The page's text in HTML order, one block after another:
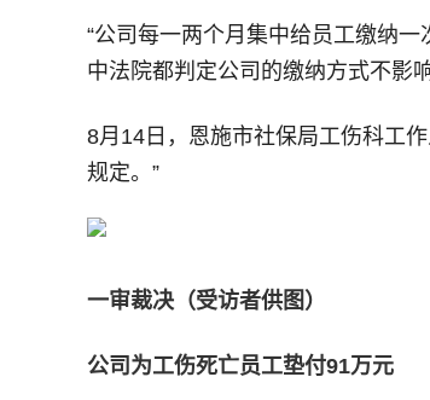
“公司每一两个月集中给员工缴纳
中法院都判定公司的缴纳方式不影
8月14日，恩施市社保局工伤科工
规定。”
一审裁决（受访者供图）
公司为工伤死亡员工垫付91万元